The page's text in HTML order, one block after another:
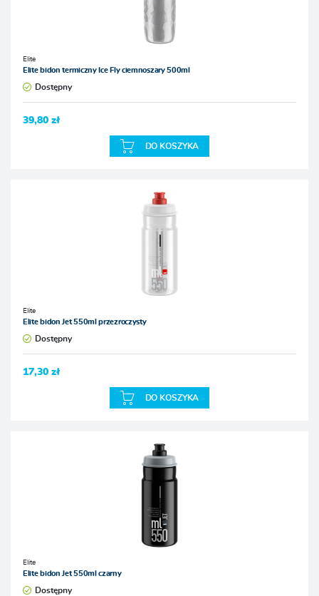
Elite
Elite bidon termiczny Ice Fly ciemnoszary 500ml
Dostępny
39,80 zł
DO KOSZYKA
Elite
Elite bidon Jet 550ml przezroczysty
Dostępny
17,30 zł
DO KOSZYKA
Elite
Elite bidon Jet 550ml czarny
Dostępny